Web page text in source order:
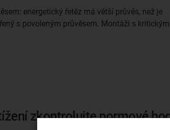
energetický řetěz má větší průvěs, než je
s povoleným průvěsem. Montáži s kritickým
zkontrolujte normové